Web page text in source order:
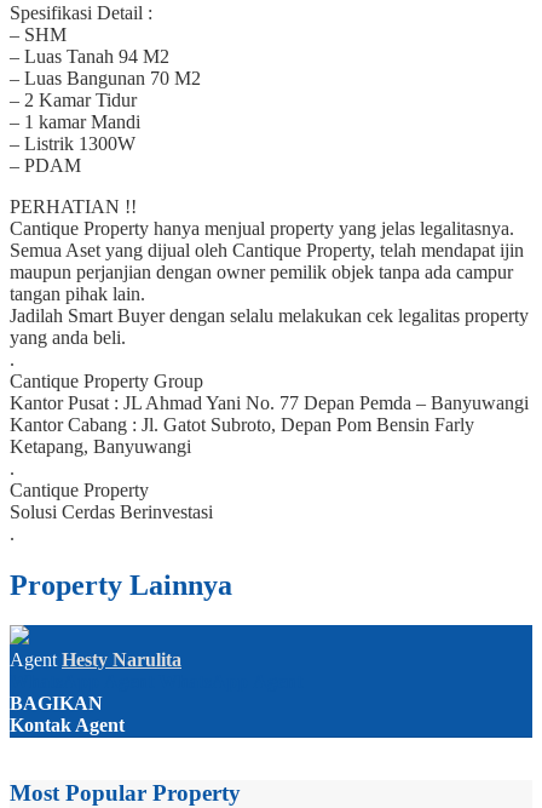
Spesifikasi Detail :
– SHM
– Luas Tanah 94 M2
– Luas Bangunan 70 M2
– 2 Kamar Tidur
– 1 kamar Mandi
– Listrik 1300W
– PDAM
PERHATIAN !!
Cantique Property hanya menjual property yang jelas legalitasnya.
Semua Aset yang dijual oleh Cantique Property, telah mendapat ijin
maupun perjanjian dengan owner pemilik objek tanpa ada campur
tangan pihak lain.
Jadilah Smart Buyer dengan selalu melakukan cek legalitas property
yang anda beli.
.
Cantique Property Group
Kantor Pusat : JL Ahmad Yani No. 77 Depan Pemda – Banyuwangi
Kantor Cabang : Jl. Gatot Subroto, Depan Pom Bensin Farly
Ketapang, Banyuwangi
.
Cantique Property
Solusi Cerdas Berinvestasi
.
Property Lainnya
AgentHesty Narulita
BAGIKAN
Kontak Agent
Most Popular Property